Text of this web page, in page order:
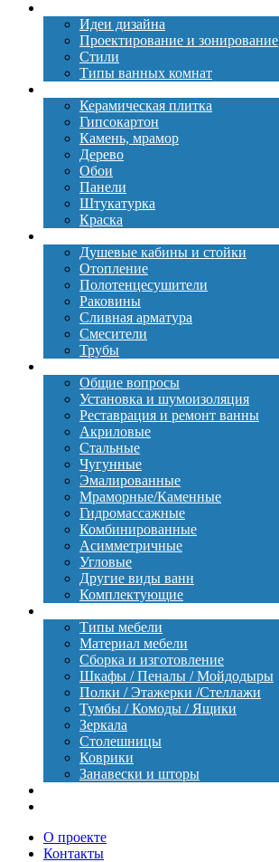
Идеи дизайна
Проектирование и зонирование
Стили
Типы ванных комнат
Керамическая плитка
Гипсокартон
Камень, мрамор
Дерево
Обои
Панели
Штукатурка
Краска
Душевые кабины и стойки
Отопление
Полотенцесушители
Раковины
Сливная арматура
Смесители
Трубы
Общие вопросы
Установка и шумоизоляция
Реставрация и ремонт ванны
Акриловые
Стальные
Чугунные
Эмалированные
Мраморные/Каменные
Гидромассажные
Комбинированные
Асимметричные
Угловые
Другие виды ванн
Комплектующие
Типы мебели
Материал мебели
Сборка и изготовление
Шкафы / Пеналы / Мойдодыры
Полки / Этажерки /Стеллажи
Тумбы / Комоды / Ящики
Зеркала
Столешницы
Коврики
Занавески и шторы
О проекте
Контакты